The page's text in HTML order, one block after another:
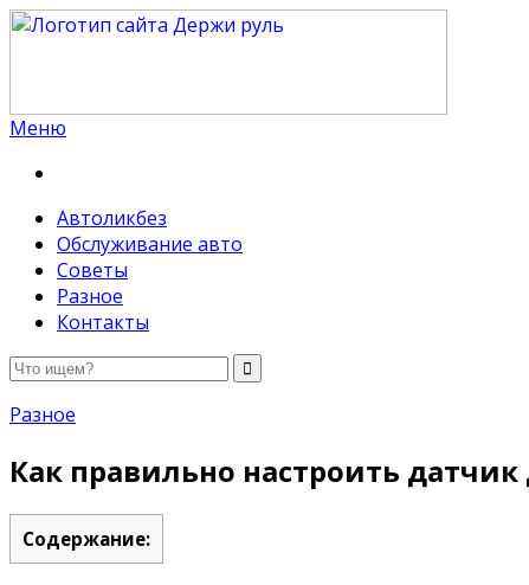
Меню
Автоликбез
Обслуживание авто
Советы
Разное
Контакты
Разное
Как правильно настроить
Содержание: